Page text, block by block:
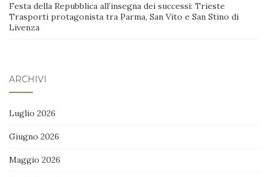
Festa della Repubblica all’insegna dei successi: Trieste
Trasporti protagonista tra Parma, San Vito e San Stino di
Livenza
ARCHIVI
Luglio 2026
Giugno 2026
Maggio 2026